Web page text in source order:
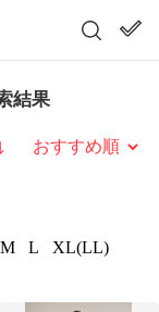
結果
替え
M L
XL(LL)